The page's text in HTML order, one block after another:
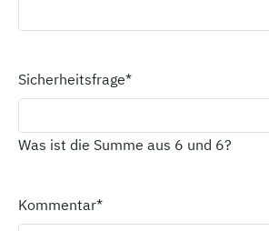
Sicherheitsfrage*
Was ist die Summe aus 6 und 6?
Kommentar*